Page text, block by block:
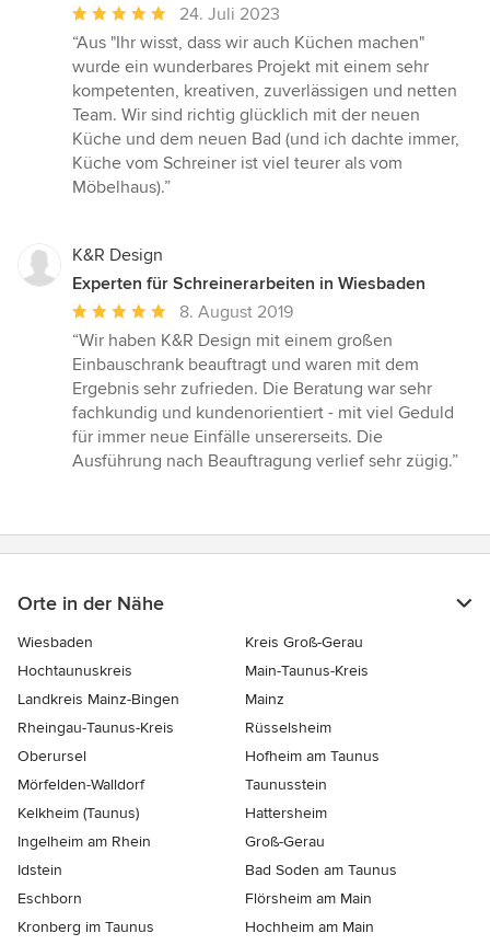
Durchschnittliche
Bewertung:
5
von
5
Sternen
24. Juli 2023
“Aus "Ihr wisst, dass wir auch Küchen machen"
wurde ein wunderbares Projekt mit einem sehr
kompetenten, kreativen, zuverlässigen und netten
Team. Wir sind richtig glücklich mit der neuen
Küche und dem neuen Bad (und ich dachte immer,
Küche vom Schreiner ist viel teurer als vom
Möbelhaus).”
K&R Design
Experten für Schreinerarbeiten in Wiesbaden
Durchschnittliche
Bewertung:
5
von
5
Sternen
8. August 2019
“Wir haben K&R Design mit einem großen
Einbauschrank beauftragt und waren mit dem
Ergebnis sehr zufrieden. Die Beratung war sehr
fachkundig und kundenorientiert - mit viel Geduld
für immer neue Einfälle unsererseits. Die
Ausführung nach Beauftragung verlief sehr zügig.”
Orte in der Nähe
Wiesbaden
Kreis Groß-Gerau
Hochtaunuskreis
Main-Taunus-Kreis
Landkreis Mainz-Bingen
Mainz
Rheingau-Taunus-Kreis
Rüsselsheim
Oberursel
Hofheim am Taunus
Mörfelden-Walldorf
Taunusstein
Kelkheim (Taunus)
Hattersheim
Ingelheim am Rhein
Groß-Gerau
Idstein
Bad Soden am Taunus
Eschborn
Flörsheim am Main
Kronberg im Taunus
Hochheim am Main